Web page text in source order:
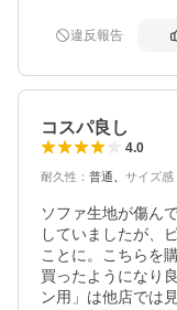
違反報告
コスパ良し
4.0
耐久性 ： 普通 サイズ感
ソファ生地が傷ん
していましたが、
ことに。こちらを
買ったようになり
ン用」は他店では